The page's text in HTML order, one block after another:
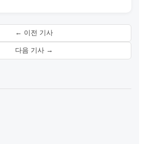
← 이전 기사
다음 기사 →